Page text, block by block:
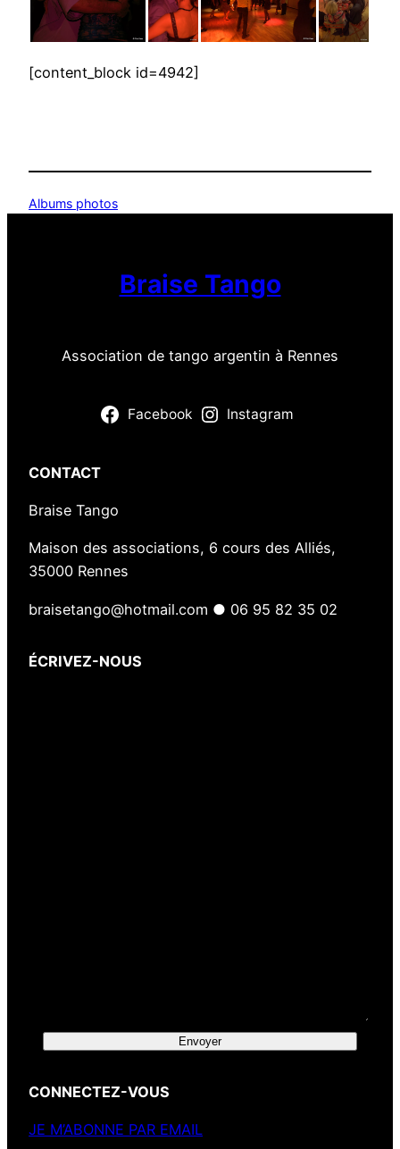
[content_block id=4942]
Albums photos
Braise Tango
Association de tango argentin à Rennes
Facebook Instagram
CONTACT
Braise Tango
Maison des associations, 6 cours des Alliés,
35000 Rennes
braisetango@hotmail.com ● 06 95 82 35 02
ÉCRIVEZ-NOUS
Envoyer
CONNECTEZ-VOUS
JE M’ABONNE PAR EMAIL